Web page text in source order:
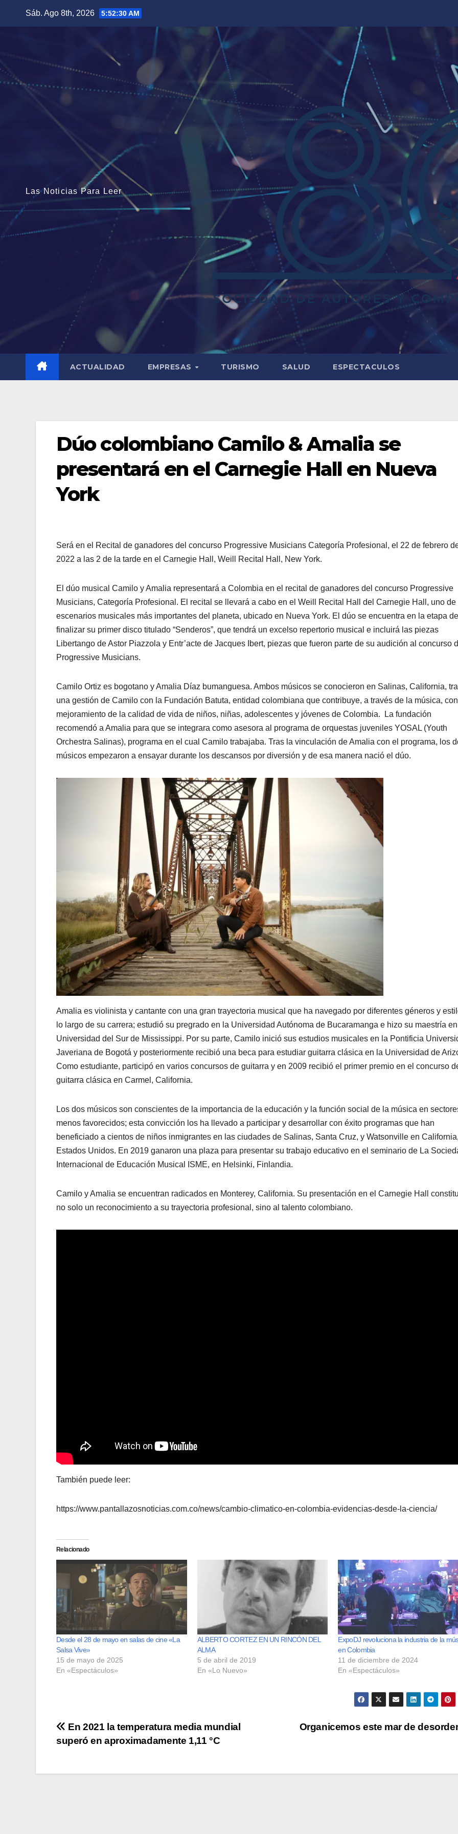
Sáb. Ago 8th, 2026 5:52:31 AM
Las Noticias Para Leer
ACTUALIDAD EMPRESAS TURISMO SALUD ESPECTACULOS
Dúo colombiano Camilo & Amalia se
presentará en el Carnegie Hall en Nueva
York
Será en el Recital de ganadores del concurso Progressive Musicians Categoría Profesional, el 22 de febrero
2022 a las 2 de la tarde en el Carnegie Hall, Weill Recital Hall, New York.
El dúo musical Camilo y Amalia representará a Colombia en el recital de ganadores del concurso Progressive
Musicians, Categoría Profesional. El recital se llevará a cabo en el Weill Recital Hall del Carnegie Hall, uno de
escenarios musicales más importantes del planeta, ubicado en Nueva York. El dúo se encuentra en la etapa de
finalizar su primer disco titulado “Senderos”, que tendrá un excelso repertorio musical e incluirá las piezas
Libertango de Astor Piazzola y Entr’acte de Jacques Ibert, piezas que fueron parte de su audición al concurso
Progressive Musicians.
Camilo Ortiz es bogotano y Amalia Díaz bumanguesa. Ambos músicos se conocieron en Salinas, California,
una gestión de Camilo con la Fundación Batuta, entidad colombiana que contribuye, a través de la música, con
mejoramiento de la calidad de vida de niños, niñas, adolescentes y jóvenes de Colombia. La fundación
recomendó a Amalia para que se integrara como asesora al programa de orquestas juveniles YOSAL (Youth
Orchestra Salinas), programa en el cual Camilo trabajaba. Tras la vinculación de Amalia con el programa, los
músicos empezaron a ensayar durante los descansos por diversión y de esa manera nació el dúo.
Amalia es violinista y cantante con una gran trayectoria musical que ha navegado por diferentes géneros y
lo largo de su carrera; estudió su pregrado en la Universidad Autónoma de Bucaramanga e hizo su maestría
Universidad del Sur de Mississippi. Por su parte, Camilo inició sus estudios musicales en la Pontificia
Javeriana de Bogotá y posteriormente recibió una beca para estudiar guitarra clásica en la Universidad de
Como estudiante, participó en varios concursos de guitarra y en 2009 recibió el primer premio en el concurso
guitarra clásica en Carmel, California.
Los dos músicos son conscientes de la importancia de la educación y la función social de la música en
menos favorecidos; esta convicción los ha llevado a participar y desarrollar con éxito programas que han
beneficiado a cientos de niños inmigrantes en las ciudades de Salinas, Santa Cruz, y Watsonville en California,
Estados Unidos. En 2019 ganaron una plaza para presentar su trabajo educativo en el seminario de La
Internacional de Educación Musical ISME, en Helsinki, Finlandia.
Camilo y Amalia se encuentran radicados en Monterey, California. Su presentación en el Carnegie Hall
no solo un reconocimiento a su trayectoria profesional, sino al talento colombiano.
También puede leer:
https://www.pantallazosnoticias.com.co/news/cambio-climatico-en-colombia-evidencias-desde-la-ciencia/
Relacionado
Desde el 28 de mayo en salas de cine «La
Salsa Vive»
15 de mayo de 2025
En «Espectáculos»
ALBERTO CORTEZ EN UN RINCÓN DEL
ALMA
5 de abril de 2019
En «Lo Nuevo»
ExpoDJ revoluciona la industria de la
en Colombia
11 de diciembre de 2024
En «Espectáculos»
Navegación
de
entradas
Organicemos este mar de
En 2021 la temperatura media mundial
superó en aproximadamente 1,11 °C